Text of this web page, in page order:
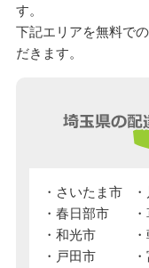
す。
下記エリアを無料で
だきます。
さいたま市
春日部市
和光市
戸田市